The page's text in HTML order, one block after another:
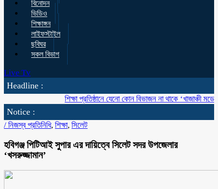
বিনোদন
ভিডিও
শিক্ষাঙ্গন
লাইফস্টাইল
ছবিঘর
সকল বিভাগ
Live Tv
Headline :
শিক্ষা প্রতিষ্ঠানে যেনো কোন বিভাজন না থাকে ‘খাজাঞ্চী মডেল’
Notice :
/ নিজস্ব প্রতিনিধি, শিক্ষা, সিলেট
হবিগঞ্জ পিটিআই সুপার এর দায়িত্বে সিলেট সদর উপজেলার
‘খসরুজ্জামান’